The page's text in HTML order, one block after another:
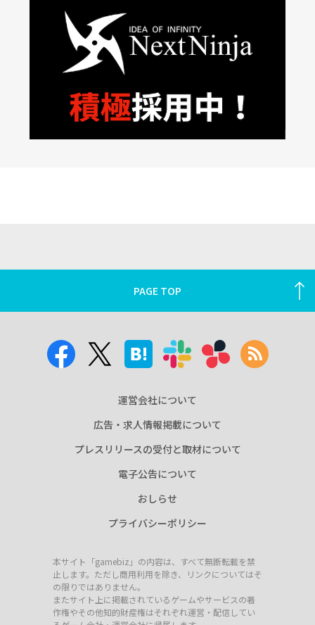
PAGE TOP
運営会社について
広告・求人情報掲載について
プレスリリースの受付と取材について
電子公告について
おしらせ
プライバシーポリシー
本サイト「gamebiz」の内容は、すべて無断転載を禁
止します。ただし商用利用を除き、リンクについてはそ
の限りではありません。
またサイト上に掲載されているゲームやサービスの著
作権やその他知的財産権はそれぞれ運営・配信してい